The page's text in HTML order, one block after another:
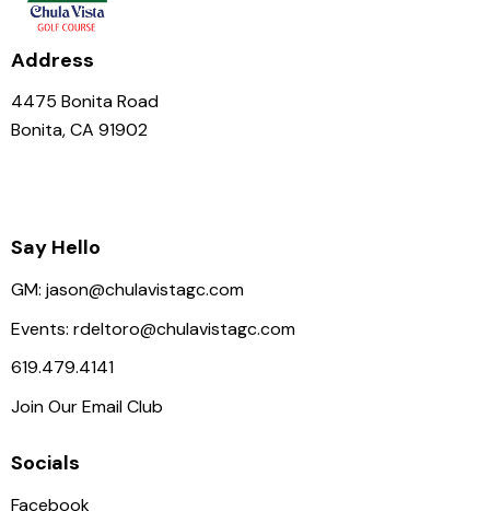
Address
4475 Bonita Road
Bonita, CA 91902
Say Hello
GM: jason@chulavistagc.com
Events: rdeltoro@chulavistagc.com
619.479.4141
Join Our Email Club
Socials
Facebook